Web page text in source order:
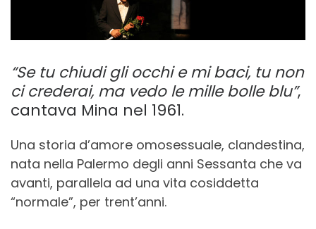
“Se tu chiudi gli occhi e mi baci, tu non
ci crederai, ma vedo le mille bolle blu”,
cantava Mina nel 1961.
Una storia d’amore omosessuale, clandestina,
nata nella Palermo degli anni Sessanta che va
avanti, parallela ad una vita cosiddetta
“normale”, per trent’anni.